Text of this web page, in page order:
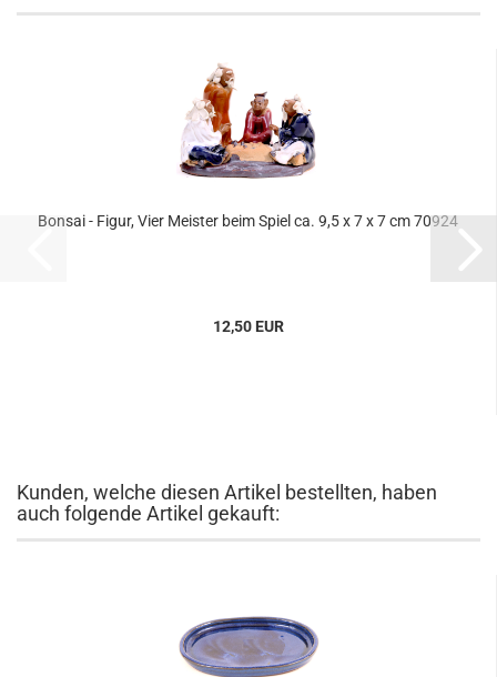
Bonsai - Figur, Vier Meister beim Spiel ca. 9,5 x 7 x 7 cm 70924
12,50 EUR
Kunden, welche diesen Artikel bestellten, haben
auch folgende Artikel gekauft: